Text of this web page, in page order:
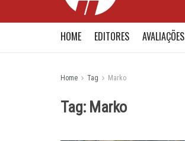
HOME EDITORES AVALIAÇÕES
Home Tag Marko
Tag: Marko